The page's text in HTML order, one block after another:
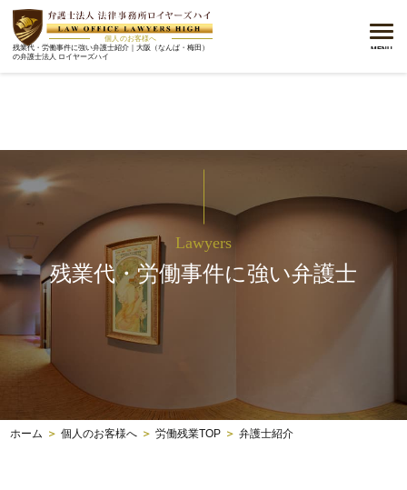
個人のお客様へ
残業代・労働事件に強い弁護士紹介｜大阪（なんば・梅田）
の弁護士法人 ロイヤーズハイ
メニ
MENU
Lawyers
残業代・労働事件に強い弁護士
ホーム ＞ 個人のお客様へ ＞ 労働残業TOP ＞ 弁護士紹介